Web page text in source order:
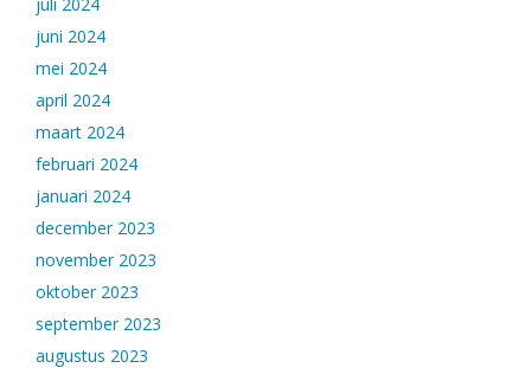
juni 2024
mei 2024
april 2024
maart 2024
februari 2024
januari 2024
december 2023
november 2023
oktober 2023
september 2023
augustus 2023